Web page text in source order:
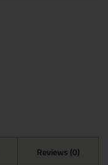
Reviews (0)